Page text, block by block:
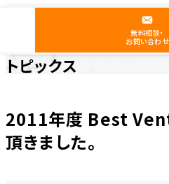
無料相談・
お問い合わせ
トピックス
2011年度 Best
頂きました。